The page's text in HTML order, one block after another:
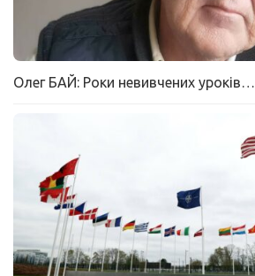
Олег БАЙ: Роки невивчених уроків…